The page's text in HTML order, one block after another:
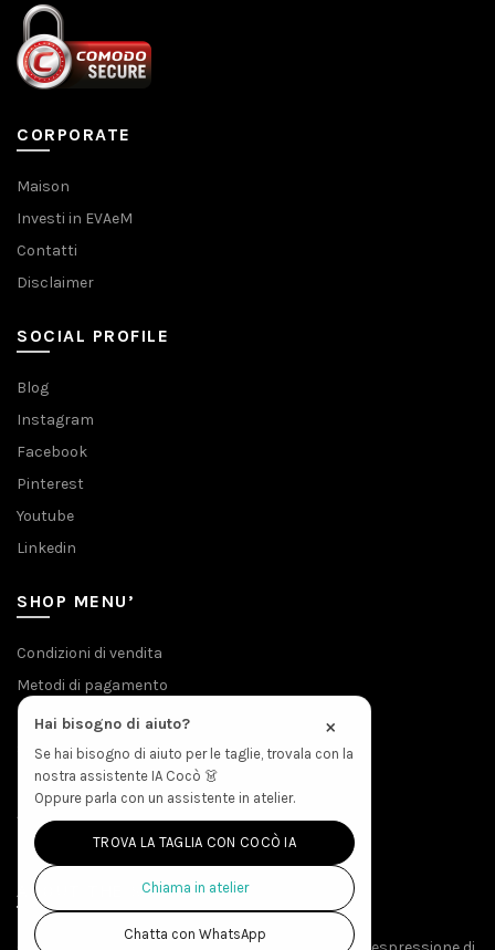
CORPORATE
Maison
Investi in EVAeM
Contatti
Disclaimer
SOCIAL PROFILE
Blog
Instagram
Facebook
Pinterest
Youtube
Linkedin
SHOP MENU’
Condizioni di vendita
Metodi di pagamento
Privacy & Cookies
Spedizioni
Politica Resi
Accesso Produzione
ABOUT THE STORE
×
Hai bisogno di aiuto?
Se hai bisogno di aiuto per le taglie, trovala con la
nostra assistente IA Cocò 👗
Oppure parla con un assistente in atelier.
TROVA LA TAGLIA CON COCÒ IA
Chiama in atelier
Chatta con WhatsApp